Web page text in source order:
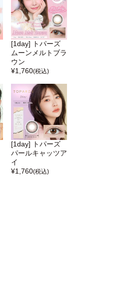
[1day] トパーズ
ムーンメルトブラ
ウン
¥1,760(税込)
[1day] トパーズ
パールキャッツア
イ
¥1,760(税込)